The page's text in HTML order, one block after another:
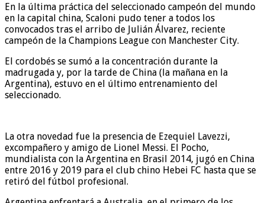
En la última práctica del seleccionado campeón del mundo
en la capital china, Scaloni pudo tener a todos los
convocados tras el arribo de Julián Álvarez, reciente
campeón de la Champions League con Manchester City.
El cordobés se sumó a la concentración durante la
madrugada y, por la tarde de China (la mañana en la
Argentina), estuvo en el último entrenamiento del
seleccionado.
La otra novedad fue la presencia de Ezequiel Lavezzi,
excompañero y amigo de Lionel Messi. El Pocho,
mundialista con la Argentina en Brasil 2014, jugó en China
entre 2016 y 2019 para el club chino Hebei FC hasta que se
retiró del fútbol profesional.